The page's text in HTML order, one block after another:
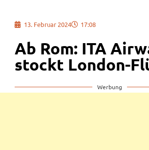
13. Februar 2024 17:08
Ab Rom: ITA
stockt London-
Werbung